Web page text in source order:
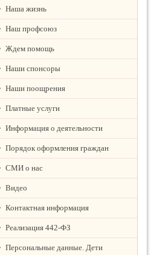
Наша жизнь
Наш профсоюз
Ждем помощь
Наши спонсоры
Наши поощрения
Платные услуги
Информация о деятельности
Порядок оформления граждан
СМИ о нас
Видео
Контактная информация
Реализация 442-ФЗ
Персональные данные. Дети